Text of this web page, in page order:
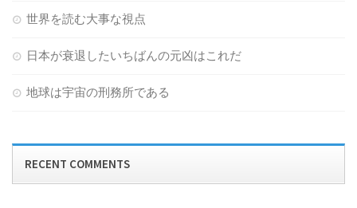
世界を読む大事な視点
日本が衰退したいちばんの元凶はこれだ
地球は宇宙の刑務所である
RECENT COMMENTS